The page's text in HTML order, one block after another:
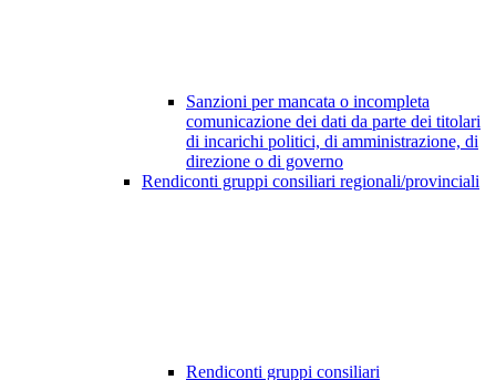
Sanzioni per mancata o incompleta
comunicazione dei dati da parte dei titolari
di incarichi politici, di amministrazione, di
direzione o di governo
Rendiconti gruppi consiliari regionali/provinciali
Rendiconti gruppi consiliari